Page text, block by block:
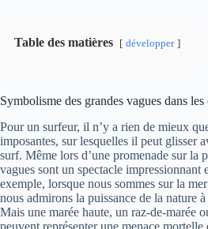
Table des matières développer
Symbolisme des grandes vagues dans les
Pour un surfeur, il n’y a rien de mieux
imposantes, sur lesquelles il peut glisser
surf. Même lors d’une promenade sur la
vagues sont un spectacle impressionnant
exemple, lorsque nous sommes sur la
nous admirons la puissance de la nature
Mais une marée haute, un raz-de-marée
peuvent représenter une menace mortelle